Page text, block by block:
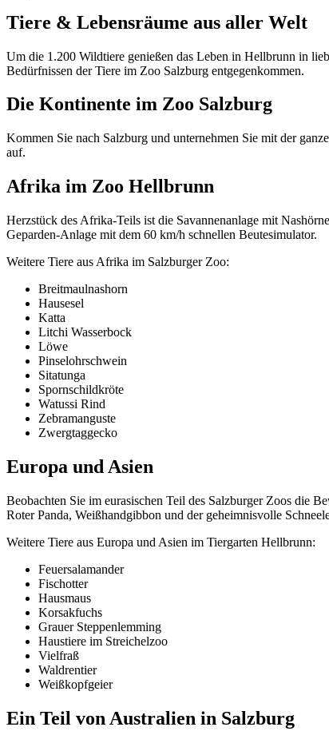
Tiere & Lebensräume aus aller Welt
Um die 1.200 Wildtiere genießen das Leben in Hellbrunn in
Bedürfnissen der Tiere im Zoo Salzburg entgegenkommen.
Die Kontinente im Zoo Salzburg
Kommen Sie nach Salzburg und unternehmen Sie mit der
auf.
Afrika im Zoo Hellbrunn
Herzstück des Afrika-Teils ist die Savannenanlage mit
Geparden-Anlage mit dem 60 km/h schnellen Beutesimulator.
Weitere Tiere aus Afrika im Salzburger Zoo:
Breitmaulnashorn
Hausesel
Katta
Litchi Wasserbock
Löwe
Pinselohrschwein
Sitatunga
Spornschildkröte
Watussi Rind
Zebramanguste
Zwergtaggecko
Europa und Asien
Beobachten Sie im eurasischen Teil des Salzburger Zoos die
Roter Panda, Weißhandgibbon und der geheimnisvolle
Weitere Tiere aus Europa und Asien im Tiergarten Hellbrunn:
Feuersalamander
Fischotter
Hausmaus
Korsakfuchs
Grauer Steppenlemming
Haustiere im Streichelzoo
Vielfraß
Waldrentier
Weißkopfgeier
Ein Teil von Australien in Salzburg